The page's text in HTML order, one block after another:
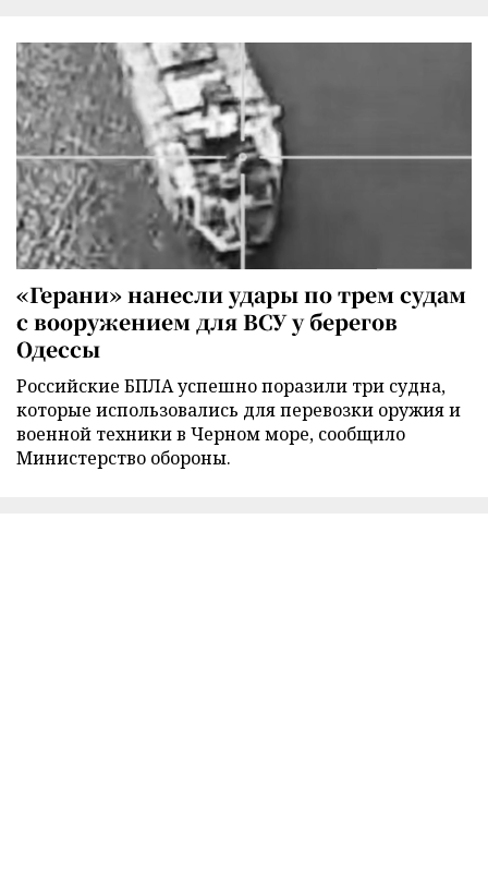
«Герани» нанесли удары по трем судам
с вооружением для ВСУ у берегов
Одессы
Российские БПЛА успешно поразили три судна,
которые использовались для перевозки оружия и
военной техники в Черном море, сообщило
Министерство обороны.